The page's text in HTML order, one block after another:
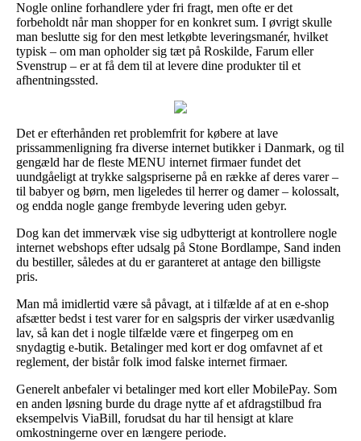
Nogle online forhandlere yder fri fragt, men ofte er det
forbeholdt når man shopper for en konkret sum. I øvrigt skulle
man beslutte sig for den mest letkøbte leveringsmanér, hvilket
typisk – om man opholder sig tæt på Roskilde, Farum eller
Svenstrup – er at få dem til at levere dine produkter til et
afhentningssted.
Det er efterhånden ret problemfrit for købere at lave
prissammenligning fra diverse internet butikker i Danmark, og til
gengæld har de fleste MENU internet firmaer fundet det
uundgåeligt at trykke salgspriserne på en række af deres varer –
til babyer og børn, men ligeledes til herrer og damer – kolossalt,
og endda nogle gange frembyde levering uden gebyr.
Dog kan det immervæk vise sig udbytterigt at kontrollere nogle
internet webshops efter udsalg på Stone Bordlampe, Sand inden
du bestiller, således at du er garanteret at antage den billigste
pris.
Man må imidlertid være så påvagt, at i tilfælde af at en e-shop
afsætter bedst i test varer for en salgspris der virker usædvanlig
lav, så kan det i nogle tilfælde være et fingerpeg om en
snydagtig e-butik. Betalinger med kort er dog omfavnet af et
reglement, der bistår folk imod falske internet firmaer.
Generelt anbefaler vi betalinger med kort eller MobilePay. Som
en anden løsning burde du drage nytte af et afdragstilbud fra
eksempelvis ViaBill, forudsat du har til hensigt at klare
omkostningerne over en længere periode.